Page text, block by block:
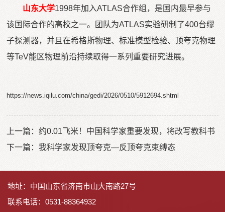
山东大学1998年加入ATLAS合作组，是国内最早参与
该国际合作的高校之一。团队为ATLAS实验研制了400台缪
子探测器，并且在希格斯物理、标准模型检验、顶夸克物理
等TeV能区物理前沿持续取得一系列重要研究进展。
https://news.iqilu.com/china/gedi/2026/0510/5912694.shtml
上一篇：约0.01飞米！中国科学家重要发现，将改写教科书
下一篇：我科学家发现顶夸克—反顶夸克束缚态
地址：中国山东省济南市山大南路27号
联系电话：0531-88364932